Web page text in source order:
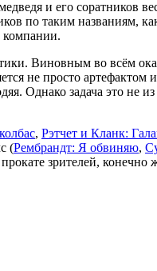
и его соратников
по таким названиям,
Виновным во всём
не просто артефактом
Однако задача это не
, Рэтчет и Кланк:
(Рембрандт: Я обвиняю,
зрителей, конечно